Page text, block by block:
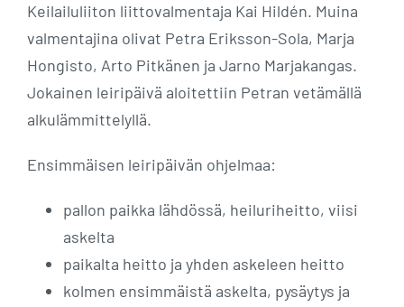
Keilailuliiton liittovalmentaja Kai Hildén. Muina
valmentajina olivat Petra Eriksson-Sola, Marja
Hongisto, Arto Pitkänen ja Jarno Marjakangas.
Jokainen leiripäivä aloitettiin Petran vetämällä
alkulämmittelyllä.
Ensimmäisen leiripäivän ohjelmaa:
pallon paikka lähdössä, heiluriheitto, viisi
askelta
paikalta heitto ja yhden askeleen heitto
kolmen ensimmäistä askelta, pysäytys ja